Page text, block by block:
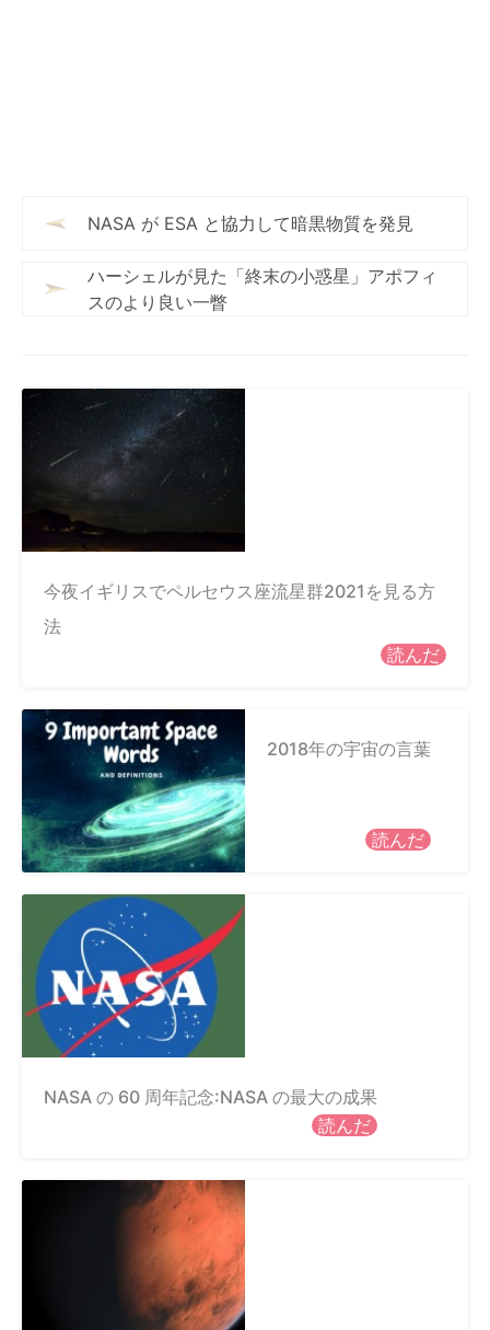
NASA が ESA と協力して暗黒物質を発見
ハーシェルが見た「終末の小惑星」アポフィ
スのより良い一瞥
今夜イギリスでペルセウス座流星群2021を見る方
法
読んだ
2018年の宇宙の言葉
読んだ
NASA の 60 周年記念:NASA の最大の成果
読んだ